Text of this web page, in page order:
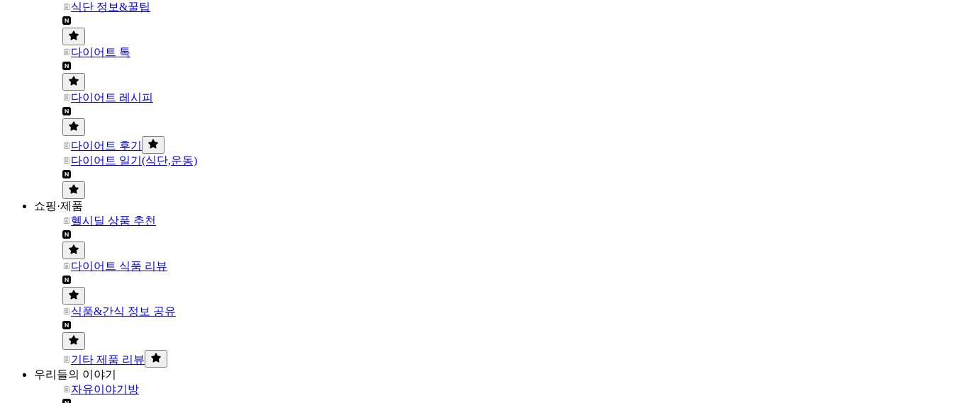
식단 정보&꿀팁
다이어트 톡
다이어트 레시피
다이어트 후기
다이어트 일기(식단,운동)
쇼핑·제품
헬시딜 상품 추천
다이어트 식품 리뷰
식품&간식 정보 공유
기타 제품 리뷰
우리들의 이야기
자유이야기방